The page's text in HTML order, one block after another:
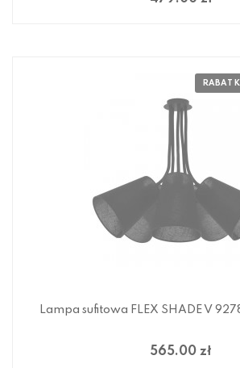
Lampa sufitowa FLEX SHADE V
565.00 zł